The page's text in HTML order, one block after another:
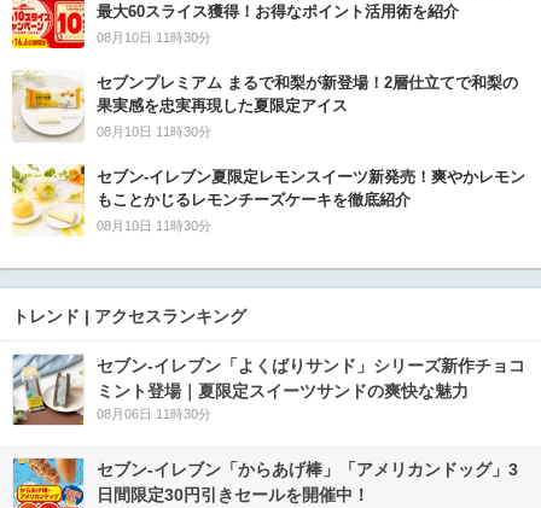
最大60スライス獲得！お得なポイント活用術を紹介
08月10日 11時30分
セブンプレミアム まるで和梨が新登場！2層仕立てで和梨の
果実感を忠実再現した夏限定アイス
08月10日 11時30分
セブン‐イレブン夏限定レモンスイーツ新発売！爽やかレモン
もことかじるレモンチーズケーキを徹底紹介
08月10日 11時30分
トレンド | アクセスランキング
セブン‐イレブン「よくばりサンド」シリーズ新作チョコ
ミント登場｜夏限定スイーツサンドの爽快な魅力
08月06日 11時30分
セブン‐イレブン「からあげ棒」「アメリカンドッグ」3
日間限定30円引きセールを開催中！